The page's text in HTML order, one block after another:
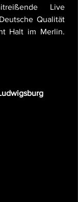
Live
Qualität
Halt im Merlin.